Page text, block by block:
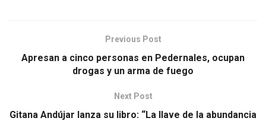
Previous Post
Apresan a cinco personas en Pedernales, ocupan
drogas y un arma de fuego
Next Post
Gitana Andújar lanza su libro: “La llave de la abundancia